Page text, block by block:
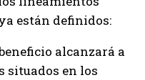
están definidos:
alcanzará a
situados en los